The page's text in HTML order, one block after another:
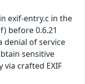
exif-entry.c in the
before 0.6.21
denial of service
sensitive
crafted EXIF